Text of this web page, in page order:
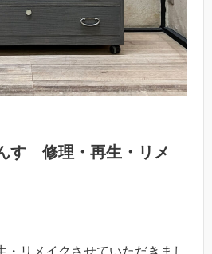
す 修理・再生・リメ